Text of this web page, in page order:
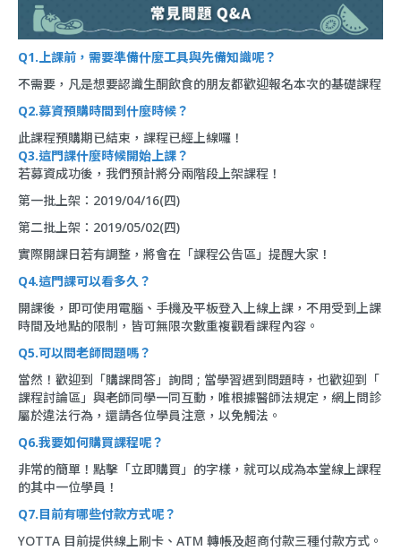
Q1.上課前，需要準備什麼工具與先備知識呢？
不需要，凡是想要認識生酮飲食的朋友都歡迎報名本次的基礎課程
Q2.募資預購時間到什麼時候？
此課程預購期已結束，課程已經上線囉！
Q3.這門課什麼時候開始上課？
若募資成功後，我們預計將分兩階段上架課程！
第一批上架：2019/04/16(四)
第二批上架：2019/05/02(四)
實際開課日若有調整，將會在「課程公告區」提醒大家！
Q4.這門課可以看多久？
開課後，即可使用電腦、手機及平板登入上線上課，不用受到上課
時間及地點的限制，皆可無限次數重複觀看課程內容。
Q5.可以問老師問題嗎？
當然！歡迎到「購課問答」詢問 ; 當學習遇到問題時，也歡迎到「
課程討論區」與老師同學一同互動，唯根據醫師法規定，網上問診
屬於違法行為，還請各位學員注意，以免觸法。
Q6.我要如何購買課程呢？
非常的簡單！點擊「立即購買」的字樣，就可以成為本堂線上課程
的其中一位學員！
Q7.目前有哪些付款方式呢？
YOTTA 目前提供線上刷卡、ATM 轉帳及超商付款三種付款方式。